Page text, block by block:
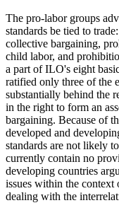
The pro-labor groups
standards be tied to
collective bargaining,
child labor, and
a part of ILO's eight
ratified only three of the
substantially behind the
in the right to form an
bargaining. Because of
developed and
standards are not likely
currently contain no
developing countries
issues within the context
dealing with the